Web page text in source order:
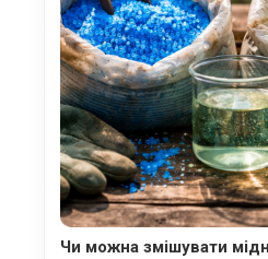
Чи можна змішувати